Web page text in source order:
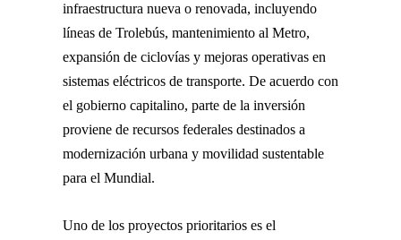
infraestructura nueva o renovada, incluyendo
líneas de Trolebús, mantenimiento al Metro,
expansión de ciclovías y mejoras operativas en
sistemas eléctricos de transporte. De acuerdo con
el gobierno capitalino, parte de la inversión
proviene de recursos federales destinados a
modernización urbana y movilidad sustentable
para el Mundial.
Uno de los proyectos prioritarios es el